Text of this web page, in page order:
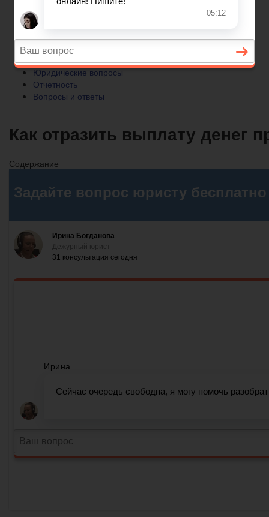
Вопросы и ответы
Главная
Бухгалтерский учет
► УСН
Юридические вопросы
Отчетность
Вопросы и ответы
Как отразить выплату денег
Содержание